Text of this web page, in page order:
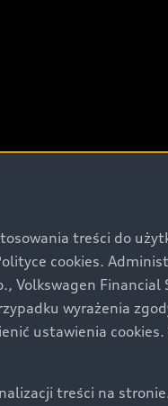
treści do
cookies.
Volkswagen Financial
wyrażenia
ustawienia cookies.
treści na